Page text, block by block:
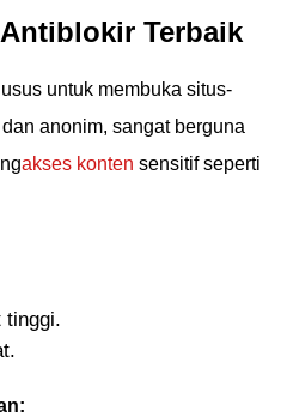
Terbaik
untuk membuka situs-
anonim, sangat berguna
akses konten sensitif seperti
tinggi.